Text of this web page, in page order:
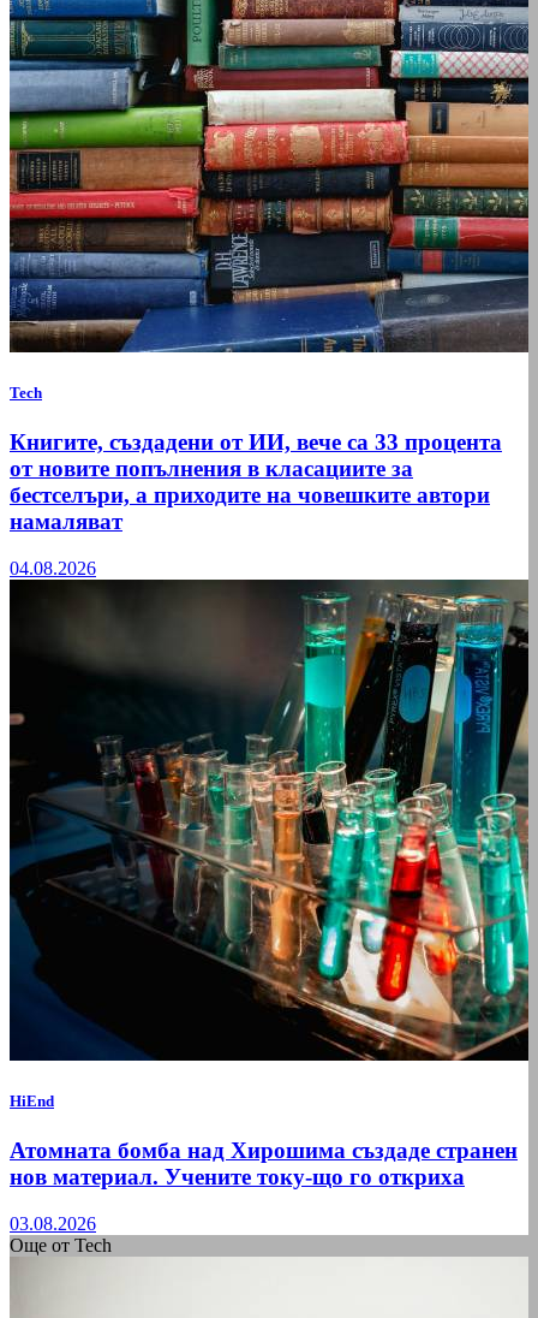
Tech
Книгите, създадени от ИИ, вече са 33 процента
от новите попълнения в класациите за
бестселъри, а приходите на човешките автори
намаляват
04.08.2026
HiEnd
Атомната бомба над Хирошима създаде странен
нов материал. Учените току-що го откриха
03.08.2026
Още от Tech